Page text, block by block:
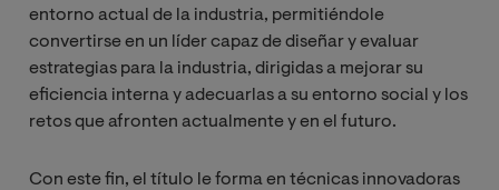
entorno actual de la industria, permitiéndole
convertirse en un líder capaz de diseñar y evaluar
estrategias para la industria, dirigidas a mejorar su
eficiencia interna y adecuarlas a su entorno social y los
retos que afronten actualmente y en el futuro.
Con este fin, el título le forma en técnicas innovadoras